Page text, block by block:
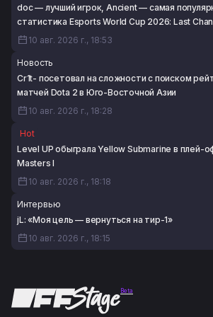
doc — лучший игрок, Ancient — самая
статистика Esports World Cup 2026: Last
10 авг. 2026 г., 18:53
Новость
Cr1t- посетовал на сложности с поиском
матчей Dota 2 в Юго-Восточной Азии
10 авг. 2026 г., 18:28
Hot
Level UP обыграла Yellow Submarine в плей-
Masters I
10 авг. 2026 г., 18:18
Интервью
jL: «Моя цель — вернуться на тир-1»
10 авг. 2026 г., 18:15
Beta